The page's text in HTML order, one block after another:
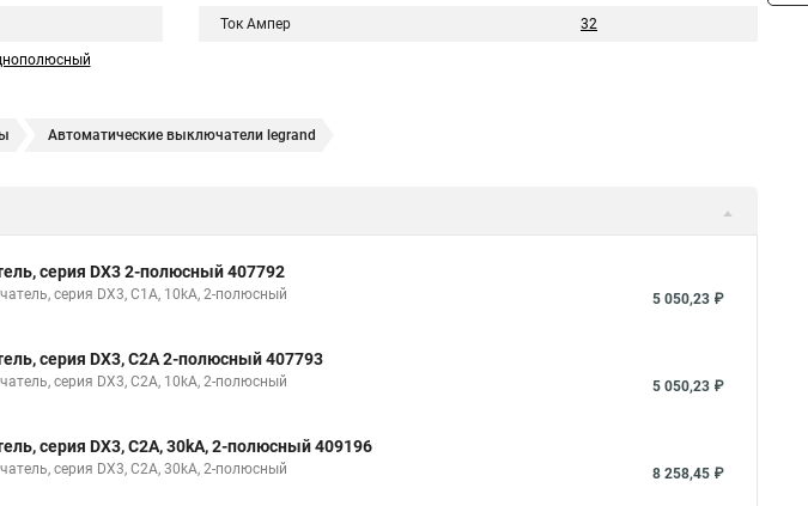
Ток Ампер 32
Автоматические выключатели legrand
серия DX3 2-полюсный 407792
серия DX3, С1A, 10kA, 2-полюсный 5 050,23 ₽
серия DX3, С2A 2-полюсный 407793
серия DX3, С2A, 10kA, 2-полюсный 5 050,23 ₽
серия DX3, С2A, 30kA, 2-полюсный 409196
серия DX3, С2A, 30kA, 2-полюсный 8 258,45 ₽